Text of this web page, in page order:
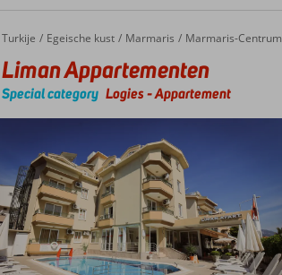
Home
Turkije Egeische kust Marmaris Marmaris-Centrum
Liman Appartementen
Liman Appartementen
Special category Logies-Appartement